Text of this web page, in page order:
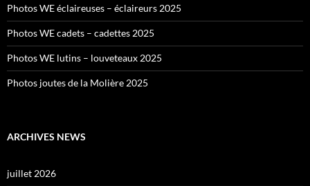
Photos WE éclaireuses – éclaireurs 2025
Photos WE cadets – cadettes 2025
Photos WE lutins – louveteaux 2025
Photos joutes de la Molière 2025
ARCHIVES NEWS
juillet 2026